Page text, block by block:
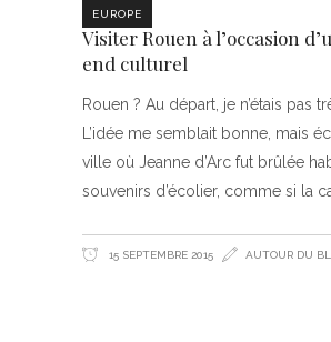
EUROPE
Visiter Rouen à l’occasion
end culturel
Rouen ? Au départ, je n’étais pas
L’idée me semblait bonne, mais
ville où Jeanne d’Arc fut brûlée
souvenirs d’écolier, comme si la
15 SEPTEMBRE 2015 AUTOUR DU